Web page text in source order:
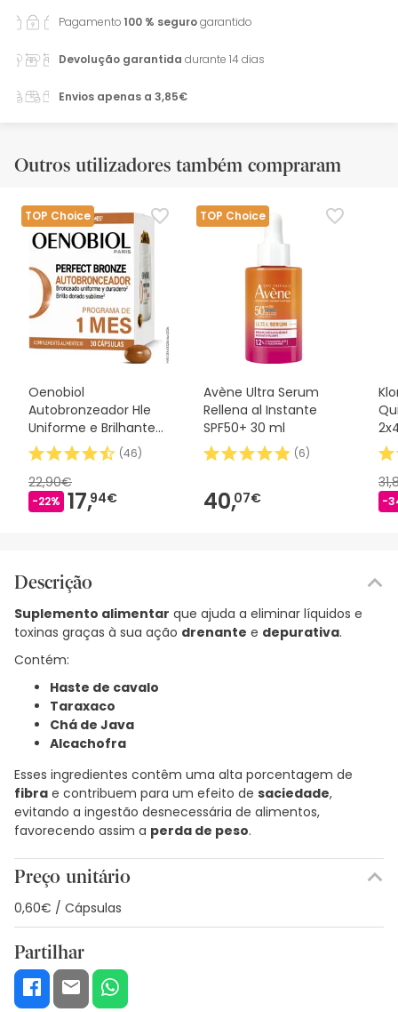
Pagamento100 % segurogarantido
Devolução garantida durante 14 dias
Envios apenas a 3,85€
Outros utilizadores também compraram
TOP Choice
Oenobiol
Autobronzeador Hle
Uniforme e Brilhante
Sunless Caixa Sem Sol
de 30 Cápsulas
(46)
22,90€
-22% 17,94€
TOP Choice
Avène Ultra Serum
Rellena al Instante
SPF50+ 30 ml
(6)
40,07€ -
Descrição
Suplemento alimentar que ajuda a eliminar líquidos e
toxinas graças à sua ação drenante e depurativa.
Contém:
Haste de cavalo
Taraxaco
Chá de Java
Alcachofra
Esses ingredientes contêm uma alta porcentagem de
fibra e contribuem para um efeito de saciedade,
evitando a ingestão desnecessária de alimentos,
favorecendo assim a perda de peso.
Preço unitário
0,60€ / Cápsulas
Partilhar